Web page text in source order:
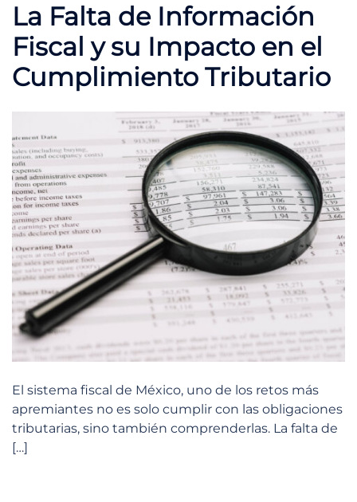
La Falta de Información
Fiscal y su Impacto en el
Cumplimiento Tributario
El sistema fiscal de México, uno de los retos más
apremiantes no es solo cumplir con las obligaciones
tributarias, sino también comprenderlas. La falta de
[…]